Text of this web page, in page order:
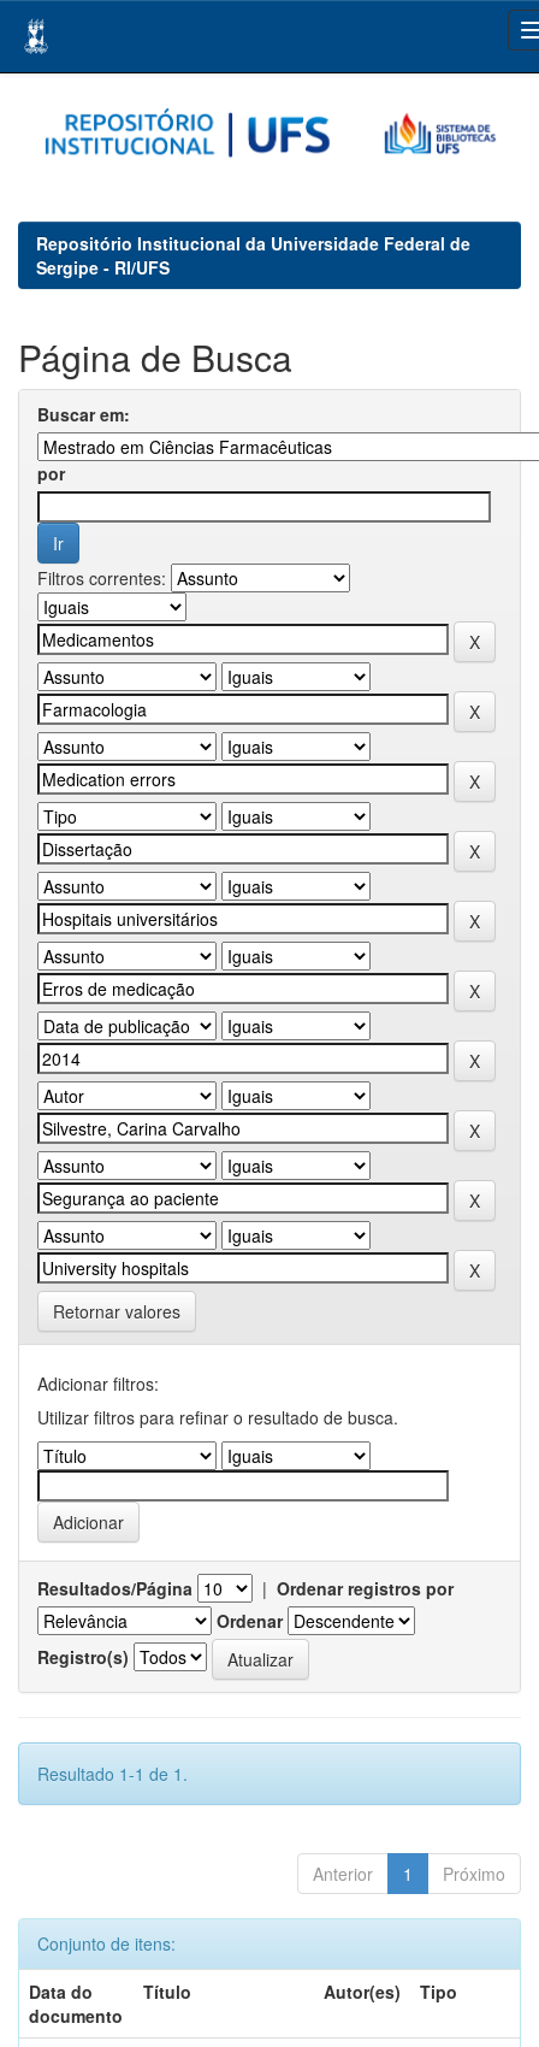
navigation
Repositório Institucional da Universidade Federal de
Sergipe - RI/UFS
Página de Busca
Buscar em:
por
Filtros correntes:
Retornar valores
Adicionar filtros:
Utilizar filtros para refinar o resultado de busca.
Resultados/Página | Ordenar registros por
Ordenar
Registro(s)
Resultado 1-1 de 1.
Anterior 1 Próximo
Conjunto de itens:
Data do
documento
Título Autor(es) Tipo